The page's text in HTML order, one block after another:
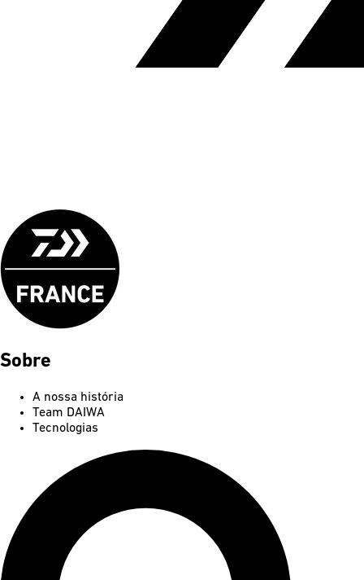
Sobre
A nossa história
Team DAIWA
Tecnologias